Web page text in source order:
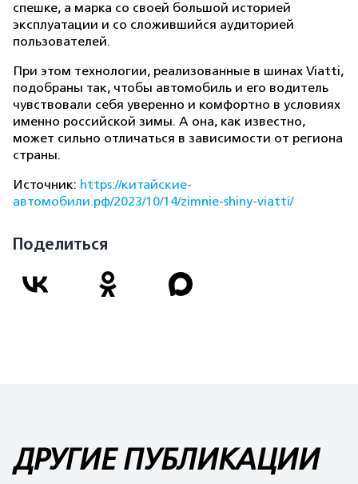
спешке, а марка со своей большой историей
эксплуатации и со сложившийся аудиторией
пользователей.
При этом технологии, реализованные в шинах Viatti,
подобраны так, чтобы автомобиль и его водитель
чувствовали себя уверенно и комфортно в условиях
именно российской зимы. А она, как известно,
может сильно отличаться в зависимости от региона
страны.
Источник: https://китайские-
автомобили.рф/2023/10/14/zimnie-shiny-viatti/
Поделиться
ДРУГИЕ ПУБЛИКАЦИИ